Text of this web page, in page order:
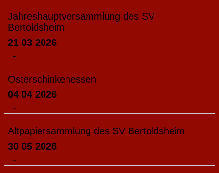
Jahreshauptversammlung des SV
Bertoldsheim
21 03 2026
-
Osterschinkenessen
04 04 2026
-
Altpapiersammlung des SV Bertoldsheim
30 05 2026
-